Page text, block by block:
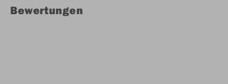
Bewertungen